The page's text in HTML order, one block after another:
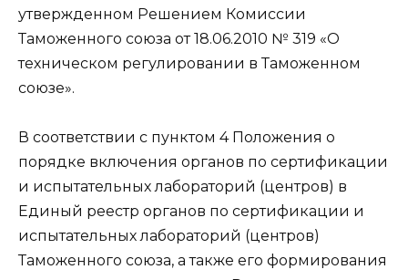
утвержденном Решением Комиссии
Таможенного союза от 18.06.2010 № 319 «О
техническом регулировании в Таможенном
союзе».
В соответствии с пунктом 4 Положения о
порядке включения органов по сертификации
и испытательных лабораторий (центров) в
Единый реестр органов по сертификации и
испытательных лабораторий (центров)
Таможенного союза, а также его формирования